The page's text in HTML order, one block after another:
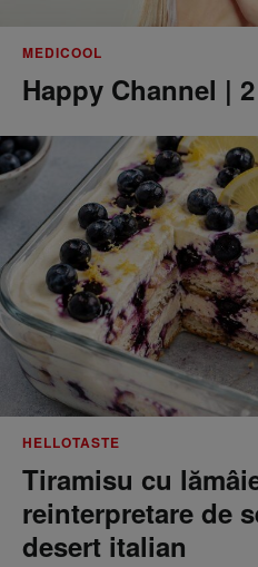
MEDICOOL
Happy Channel | 2
HELLOTASTE
Tiramisu cu
reinterpretare de
desert italian